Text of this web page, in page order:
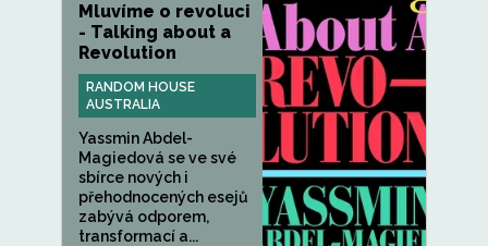
Mluvíme o revoluci
- Talking about a
Revolution
RANDOM HOUSE
AUSTRALIA
Yassmin Abdel-
Magiedová se ve své
sbírce nových i
přehodnocených esejů
zabývá odporem,
transformací a...